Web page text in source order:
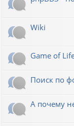
Wiki
Game of
Поиск по
А почему